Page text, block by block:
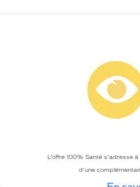
L’offre 100% Santé s’adresse
d’une